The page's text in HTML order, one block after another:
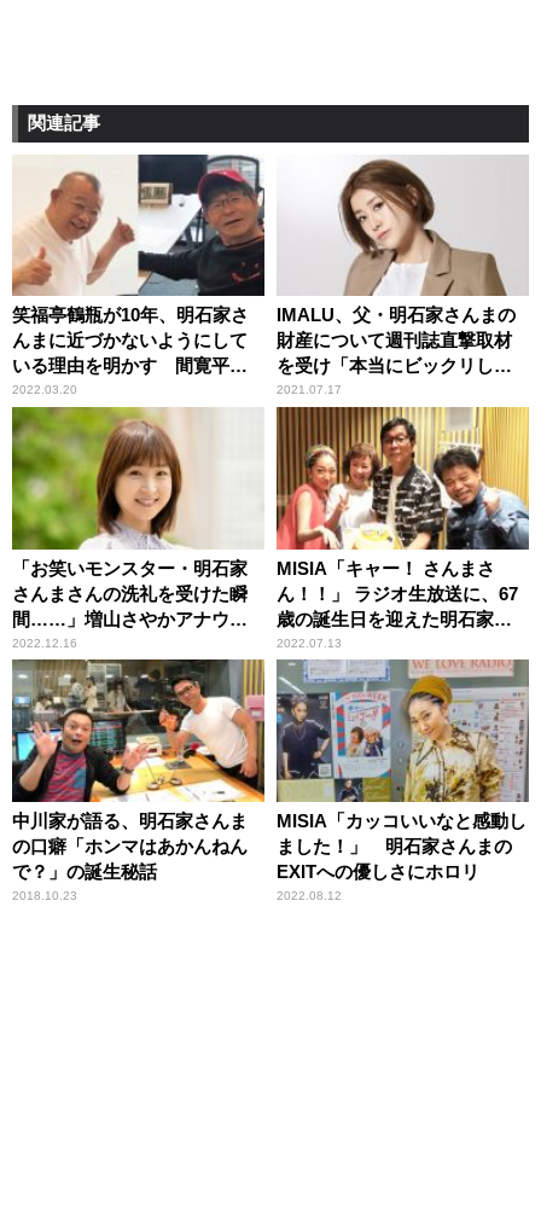
関連記事
笑福亭鶴瓶が10年、明石家さ
んまに近づかないようにして
いる理由を明かす 間寛平も
理解
2022.03.20
IMALU、父・明石家さんまの
財産について週刊誌直撃取材
を受け「本当にビックリしま
した」
2021.07.17
「お笑いモンスター・明石家
さんまさんの洗礼を受けた瞬
間……」増山さやかアナウン
サー
2022.12.16
MISIA「キャー！ さんまさ
ん！！」 ラジオ生放送に、67
歳の誕生日を迎えた明石家さ
んまがサプライズ乱入「俺、
今、忙しいねん！」
2022.07.13
中川家が語る、明石家さんま
の口癖「ホンマはあかんねん
で？」の誕生秘話
2018.10.23
MISIA「カッコいいなと感動し
ました！」 明石家さんまの
EXITへの優しさにホロリ
2022.08.12